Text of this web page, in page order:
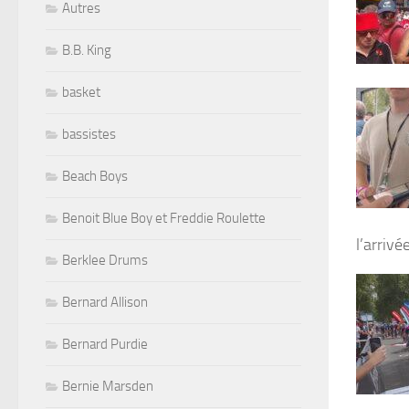
Autres
B.B. King
basket
bassistes
Beach Boys
Benoit Blue Boy et Freddie Roulette
Berklee Drums
Bernard Allison
Bernard Purdie
Bernie Marsden